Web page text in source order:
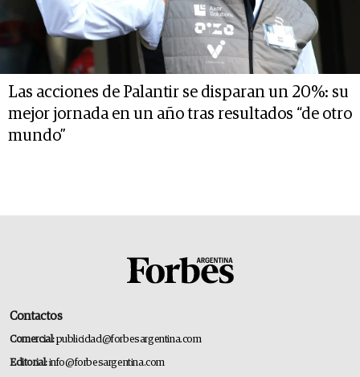
Las acciones de Palantir se disparan un 20%: su
mejor jornada en un año tras resultados “de otro
mundo”
Contactos
Comercial:publicidad@forbesargentina.com
Editorial:info@forbesargentina.com